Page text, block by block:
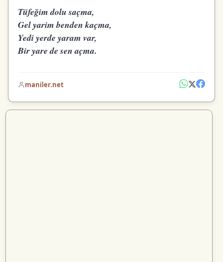
Tüfeğim dolu saçma,
Gel yarim benden kaçma,
Yedi yerde yaram var,
Bir yare de sen açma.
maniler.net